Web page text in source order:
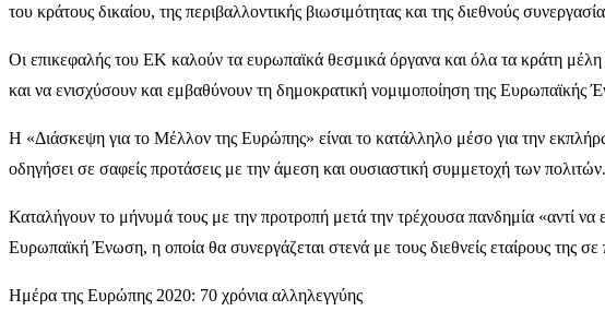
του κράτους δικαίου, της περιβαλλοντικής βιωσιμότητας και της διεθνούς
Οι επικεφαλής του ΕΚ καλούν τα ευρωπαϊκά θεσμικά όργανα και όλα τα κράτη μέλη
και να ενισχύσουν και εμβαθύνουν τη δημοκρατική νομιμοποίηση της Ευρωπαϊκής
Η «Διάσκεψη για το Μέλλον της Ευρώπης» είναι το κατάλληλο μέσο για την
οδηγήσει σε σαφείς προτάσεις με την άμεση και ουσιαστική συμμετοχή των
Καταλήγουν το μήνυμά τους με την προτροπή μετά την τρέχουσα πανδημία «αντί
Ευρωπαϊκή Ένωση, η οποία θα συνεργάζεται στενά με τους διεθνείς εταίρους της
Ημέρα της Ευρώπης 2020: 70 χρόνια αλληλεγγύης